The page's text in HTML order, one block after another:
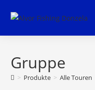
Inhalt
Gruppe
> Produkte > Alle Touren